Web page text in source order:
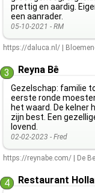
prettig en aardig.
een aanrader.
05-10-2021 - RM
https://daluca.nl/
3 Reyna Bê
Gezelschap: familie
eerste ronde
het waard. De kelner
zijn best. Een
lovend.
02-02-2023 - Fred
https://reynabe.com/ De
4 Restaurant